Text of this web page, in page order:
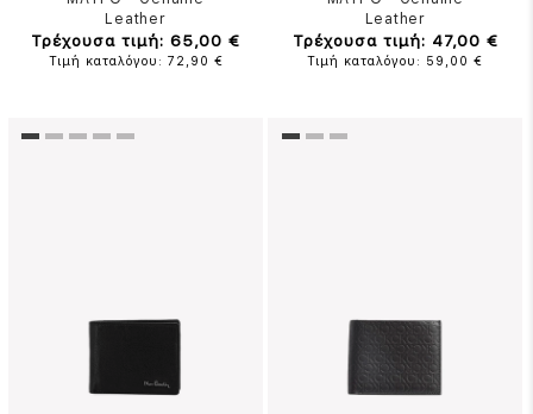
Leather
Τρέχουσα τιμή: 65,00 €
Τιμή καταλόγου: 72,90 €
Leather
Τρέχουσα τιμή: 47,00 €
Τιμή καταλόγου: 59,00 €